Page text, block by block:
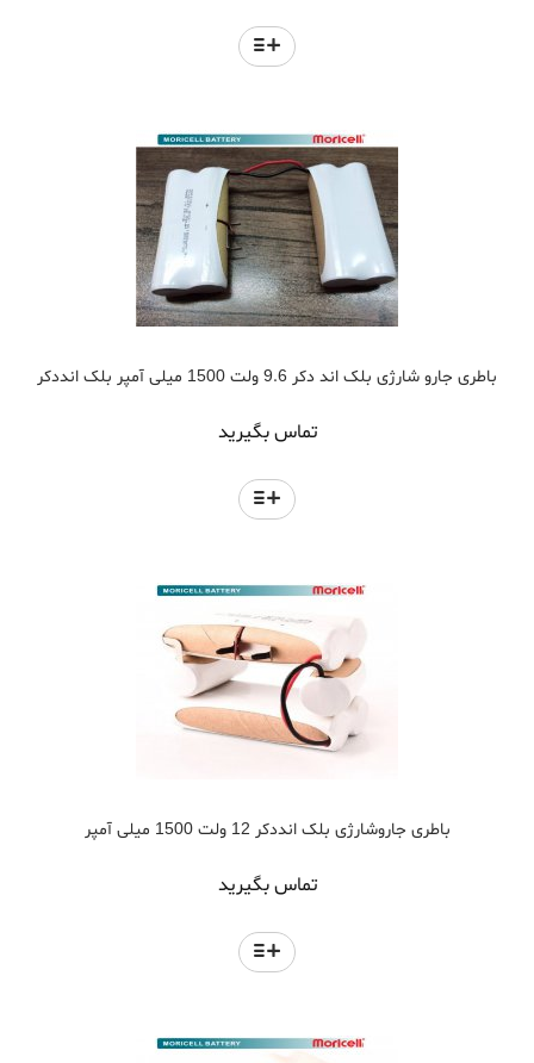
باطری جارو شارژی بلک اند دکر 9.6 ولت 1500 میلی آمپر بلک انددکر
تماس بگیرید
باطری جاروشارژی بلک انددکر 12 ولت 1500 میلی آمپر
تماس بگیرید